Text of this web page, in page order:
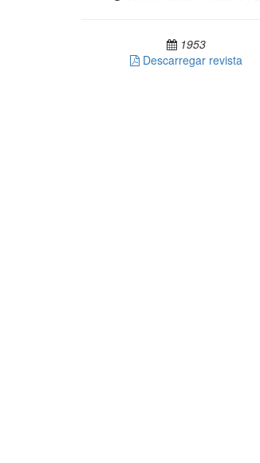
1953
Descarregar revista